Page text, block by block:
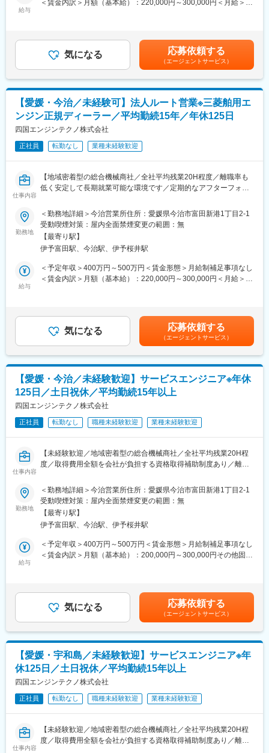
■一日の流れ：
メール整理や資料準備（8時45分～10時）→納入先へのフォロー
訪問2～3件程度（10時～12時）→昼食（12時～13時）→紹介い
※スケジュール管理については、社員一人ひとりの裁量に任せてお
ります。
■職務のミッション：
当社の取扱製品は、お客様にとって非常に重要な商売道具です。
お客様に最も適した機械の提案のみならず、特殊なオプションの
搭載や、カスタムの提案を行うことで、お客様の効率アップを図
っていきます。お客様に大きな喜びを提供し、更なる信頼関係の
構築に繋げることがミッションです。
給与
＜賃金内訳＞月額（基本給）：220,000円～300,000円＜月給＞
年2回※過去実績4ヶ月分■営業職のモデル年収（諸手当・賞与を含
む）：・25歳…年収400万円・35歳…年収500万円賃金はあくま
でも目安の金額であり、選考を通じて上下する可能性がありま
す。月給(月額)は固定手当を含めた表記です。
気になる 応募依頼する
（エージェントサービス）
【愛媛・今治／未経験可】法人ルート営業※三菱舶用エ
ンジン正規ディーラー／平均勤続15年／年休125日
四国エンジンテクノ株式会社
正社員 転勤なし 業種未経験歓迎
仕事内容
【地域密着型の総合機械商社／全社平均残業20H程度／離職率も
低く安定して長期就業可能な環境です／定期的なアフターフォロ
■業務概要：
エンジン部門（漁船、舶用エンジン、常用・非常用発電機等）に
て、お客様への定期的なヒアリング、アフターフォローを担当い
ただきます。
・お客様への定期的なヒアリング
・見積作成、各種書類作成
■一日の流れ：
メール整理や資料準備（8時45分～10時）→納入先へのフォロー
訪問2～3件程度（10時～12時）→昼食（12時～13時）→紹介い
※スケジュール管理については、社員一人ひとりの裁量に任せてお
ります。
■職務のミッション：
当社の取扱製品は、お客様にとって非常に重要な商売道具です。
お客様に最も適した機械の提案のみならず、特殊なオプションの
搭載や、カスタムの提案を行うことで、お客様の効率アップを図
っていきます。お客様に大きな喜びを提供し、更なる信頼関係の
構築に繋げることがミッションです。
勤務地
＜勤務地詳細＞今治営業所住所：愛媛県今治市富田新港1丁目2-1
受動喫煙対策：屋内全面禁煙変更の範囲：無
【最寄り駅】
伊予富田駅、今治駅、伊予桜井駅
給与
＜予定年収＞400万円～500万円＜賃金形態＞月給制補足事項なし
＜賃金内訳＞月額（基本給）：220,000円～300,000円＜月給＞
年2回※過去実績4ヶ月分■営業職のモデル年収（諸手当・賞与を含
む）：・25歳…年収400万円・35歳…年収500万円賃金はあくま
でも目安の金額であり、選考を通じて上下する可能性がありま
す。月給(月額)は固定手当を含めた表記です。
気になる 応募依頼する
（エージェントサービス）
【愛媛・今治／未経験歓迎】サービスエンジニア※年休
125日／土日祝休／平均勤続15年以上
四国エンジンテクノ株式会社
正社員 転勤なし 職種未経験歓迎 業種未経験歓迎
仕事内容
【未経験歓迎／地域密着型の総合機械商社／全社平均残業20H程
度／取得費用全額を会社が負担する資格取得補助制度あり／離職
■業務概要：
エンジン事業部門でメンテナンス業務をご担当いただきます。定
期点検の保全や修繕業務がメインとなります。大型機械の修理の
場合は、持ち帰ってメンテナンスを行います。選考の中でご本人
の希望と適正を考慮しながら配属先を決定していきます。
舶用・産業用ディーゼルエンジン、三菱ガスエンジン・ガスター
ビン、発電装置、太陽光発電システム、油清浄機、FRP製船舶、
コージェネレーションシステム、ソーラー発電システムを取り扱
■当社の魅力：
社員一人ひとりのスキルアップを支援しており、階層別研修、キ
ャリアアップ制度、人事評価制度などのサポート制度を設けてお
ります。「焦ったり、無理をして背伸びをする必要ない」という
考えが根付いているため、ご自身のペースで学びながら、確実に
成長できる環境となっています。
■社風：
現在、20代～40代の社員が活躍しており、良好なチームワーク体
制が築かれております。また、社内研修、社内イベントなどにお
勤務地
＜勤務地詳細＞今治営業所住所：愛媛県今治市富田新港1丁目2-1
受動喫煙対策：屋内全面禁煙変更の範囲：無
【最寄り駅】
伊予富田駅、今治駅、伊予桜井駅
給与
＜予定年収＞400万円～500万円＜賃金形態＞月給制補足事項なし
＜賃金内訳＞月額（基本給）：200,000円～300,000円その他固定
円）の過去実績あり■賞与：年2回※過去実績4ヶ月分賃金はあくま
でも目安の金額であり、選考を通じて上下する可能性がありま
す。月給(月額)は固定手当を含めた表記です。
気になる 応募依頼する
（エージェントサービス）
【愛媛・宇和島／未経験歓迎】サービスエンジニア※年
休125日／土日祝休／平均勤続15年以上
四国エンジンテクノ株式会社
正社員 転勤なし 職種未経験歓迎 業種未経験歓迎
仕事内容
【未経験歓迎／地域密着型の総合機械商社／全社平均残業20H程
度／取得費用全額を会社が負担する資格取得補助制度あり／離職